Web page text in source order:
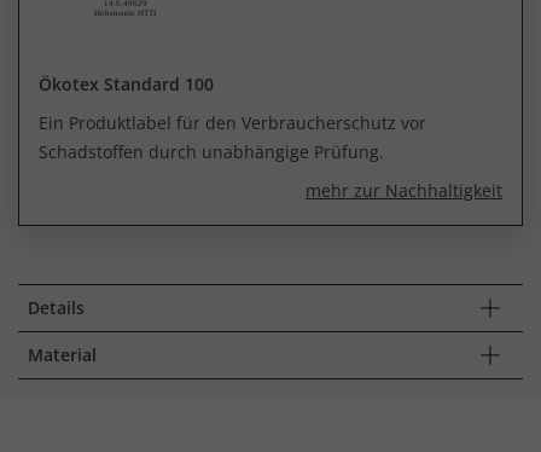
Ökotex Standard 100
Ein Produktlabel für den Verbraucherschutz vor
Schadstoffen durch unabhängige Prüfung.
mehr zur Nachhaltigkeit
Details
Material